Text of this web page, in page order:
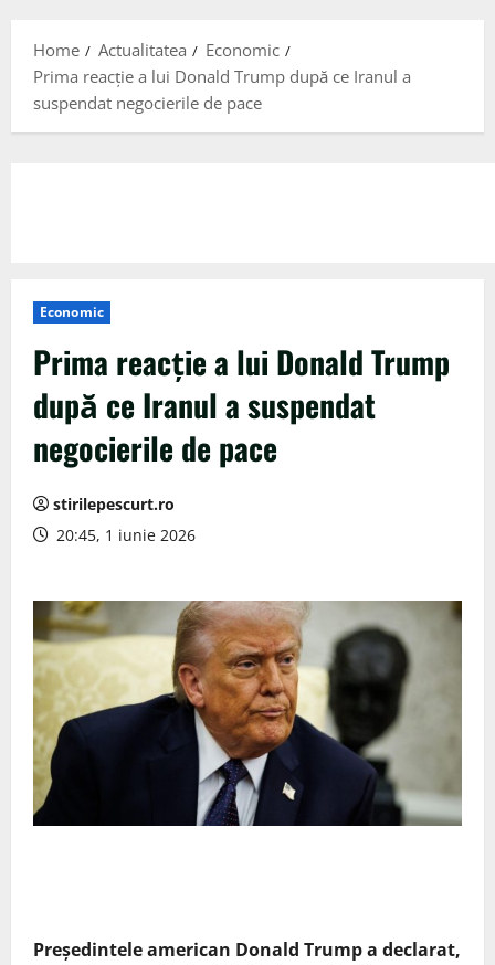
Home Actualitatea
Economic
Prima reacție a lui Donald Trump după ce Iranul a
suspendat negocierile de pace
Economic
Prima reacție a lui Donald Trump
după ce Iranul a suspendat
negocierile de pace
stirilepescurt.ro
20:45, 1 iunie 2026
Preşedintele american Donald Trump a declarat,